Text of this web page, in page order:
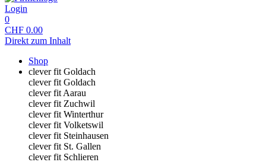
Login
0
CHF 0.00
Direkt zum Inhalt
Shop
clever fit Goldach
clever fit Goldach
clever fit Aarau
clever fit Zuchwil
clever fit Winterthur
clever fit Volketswil
clever fit Steinhausen
clever fit St. Gallen
clever fit Schlieren